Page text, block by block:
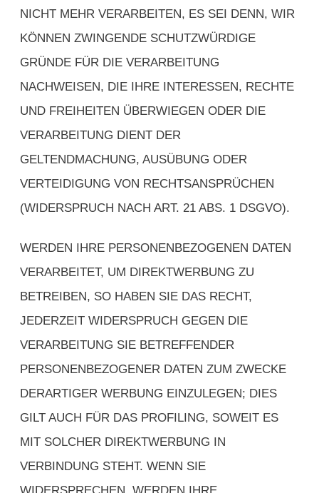
NICHT MEHR VERARBEITEN, ES SEI DENN, WIR
KÖNNEN ZWINGENDE SCHUTZWÜRDIGE
GRÜNDE FÜR DIE VERARBEITUNG
NACHWEISEN, DIE IHRE INTERESSEN, RECHTE
UND FREIHEITEN ÜBERWIEGEN ODER DIE
VERARBEITUNG DIENT DER
GELTENDMACHUNG, AUSÜBUNG ODER
VERTEIDIGUNG VON RECHTSANSPRÜCHEN
(WIDERSPRUCH NACH ART. 21 ABS. 1 DSGVO).
WERDEN IHRE PERSONENBEZOGENEN DATEN
VERARBEITET, UM DIREKTWERBUNG ZU
BETREIBEN, SO HABEN SIE DAS RECHT,
JEDERZEIT WIDERSPRUCH GEGEN DIE
VERARBEITUNG SIE BETREFFENDER
PERSONENBEZOGENER DATEN ZUM ZWECKE
DERARTIGER WERBUNG EINZULEGEN; DIES
GILT AUCH FÜR DAS PROFILING, SOWEIT ES
MIT SOLCHER DIREKTWERBUNG IN
VERBINDUNG STEHT. WENN SIE